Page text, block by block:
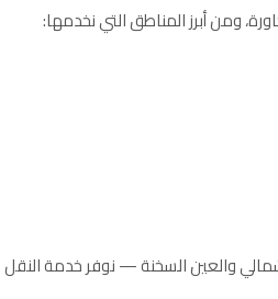
ومن أبرز المناطق التي نخدمها:
والعين السخنة — نوفر خدمة النقل